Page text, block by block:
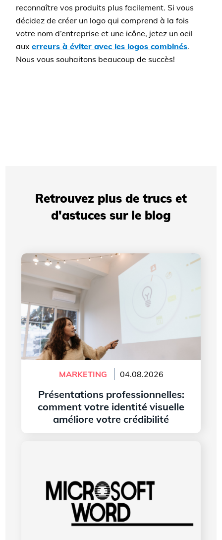
reconnaître vos produits plus facilement. Si vous
décidez de créer un logo qui comprend à la fois
votre nom d’entreprise et une icône, jetez un oeil
auxerreurs à éviter avec les logos combinés.
Nous vous souhaitons beaucoup de succès!
Retrouvez plus de trucs et
d'astuces sur le blog
MARKETING 04.08.2026
Présentations professionnelles:
comment votre identité visuelle
améliore votre crédibilité
Présentations professionnelles: comment votre
identité visuelle améliore votre crédibilité